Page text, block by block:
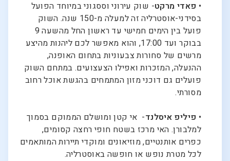
• פאדי מרקט- שוק עירוני וססגוני במיוחד הפועל
בסידני-אוסטרליה זה למעלה מ-150 שנה. השוק
פועל בין הימים חמישי עד ראשון החל מהשעה 9
בבוקר ועד 17:00, והוא מאפשר לכם ליהנות מהיצע
מרשים של סחורות צבעוניות בתחום האופנה,
ההנעלה, המזכרות ואפילו הצעצועים. במתחם השוק
פועלים גם דוכני מזון המתמחים בהגשת אוכל רחוב
מסורתי.
• פיליפ איסלנד- אי קטן ומושלם הממוקם בסמוך
למלבורן. האי מרכז בשטח חופי רחצה קסומים,
כפרים אותנטיים, מוזיאונים ומוקדי תיירות המותאמים
לכל מטרת נופש או חופשה באוסטרליה.